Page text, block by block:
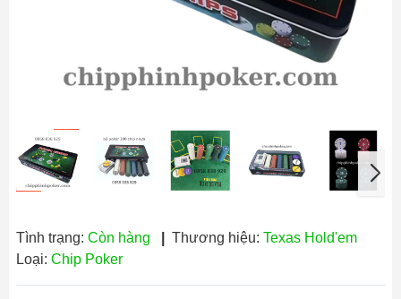
Tình trạng: Còn hàng Thương hiệu: Texas Hold'em
Loại: Chip Poker